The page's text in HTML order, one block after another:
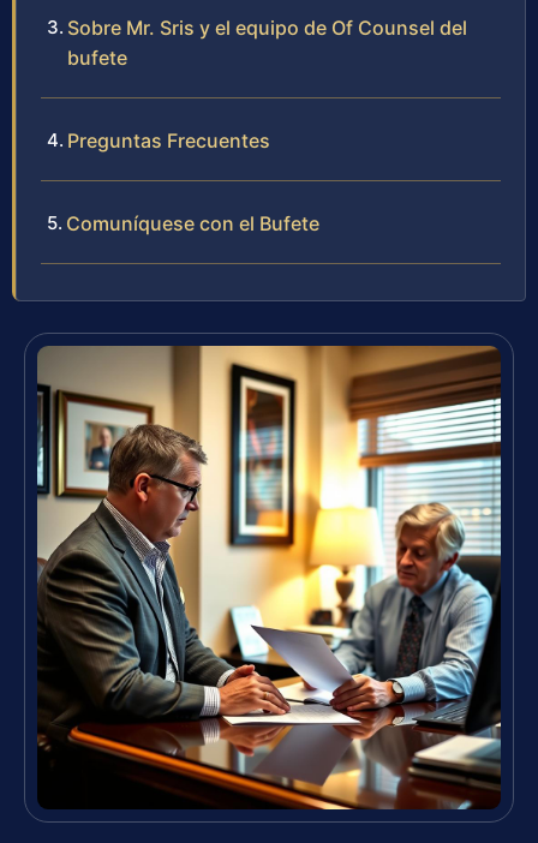
Sobre Mr. Sris y el equipo de Of Counsel del
bufete
Preguntas Frecuentes
Comuníquese con el Bufete